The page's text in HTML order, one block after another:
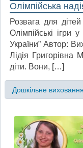
Олімпійська
Розвага для
Олімпійські ігри
України” Автор:
Лідія
діти. Вони, […]
Дошкільне виховання